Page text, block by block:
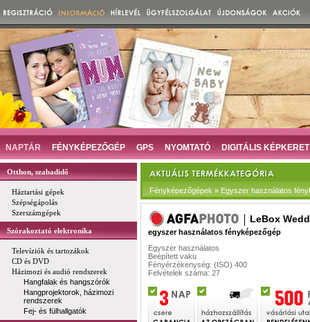
NAPTÁR FÉNYKÉPEZŐGÉP GPS NYOMTATÓ DIGITÁLIS KÉPKERET
Otthon, szabadidő
Háztartási gépek
Szépségápolás
Szerszámgépek
Szórakoztató elektronika
Televíziók és tartozákok
CD és DVD
Házimozi és audió rendszerek
Hangfalak és hangszórók
Hangprojektorok, házimozi
rendszerek
Fej- és fülhallgatók
Fényképezőgépek » Egyszer használatos
LeBox
egyszer használatos fényképezőgép
Egyszer használatos
Beépített vaku
Fényérzékenység: (ISO) 400
Felvételek száma: 27